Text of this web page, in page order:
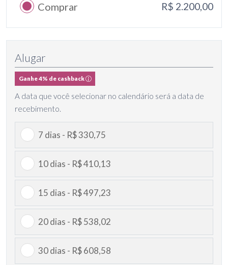
Comprar R$ 2.200,00
Alugar
Ganhe 4% de cashback
A data que você selecionar no calendário será a data de
recebimento.
7 dias - R$ 330,75
10 dias - R$ 410,13
15 dias - R$ 497,23
20 dias - R$ 538,02
30 dias - R$ 608,58